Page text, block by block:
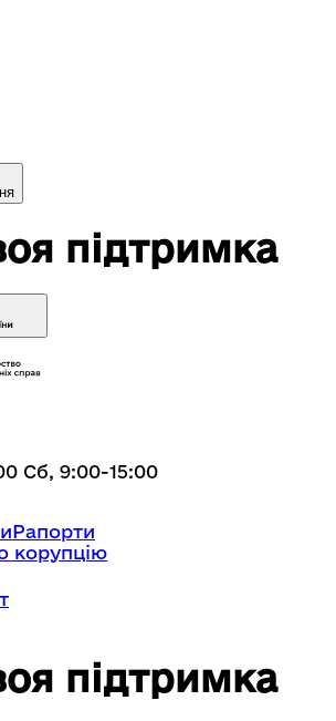
підтримка
Сб, 9:00-15:00
Рапорти
корупцію
підтримка